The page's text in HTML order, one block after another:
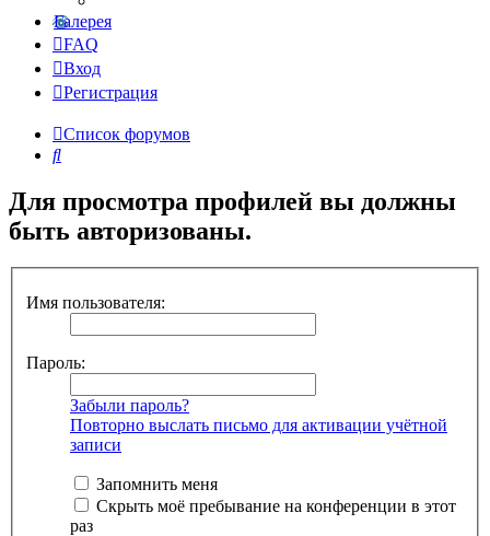
Галерея
FAQ
Вход
Регистрация
Список форумов
Поиск
Для просмотра профилей вы должны
быть авторизованы.
Имя пользователя:
Пароль:
Забыли пароль?
Повторно выслать письмо для активации учётной
записи
Запомнить меня
Скрыть моё пребывание на конференции в этот
раз